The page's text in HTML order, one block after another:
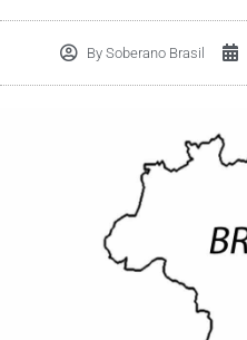
BySoberano Brasil